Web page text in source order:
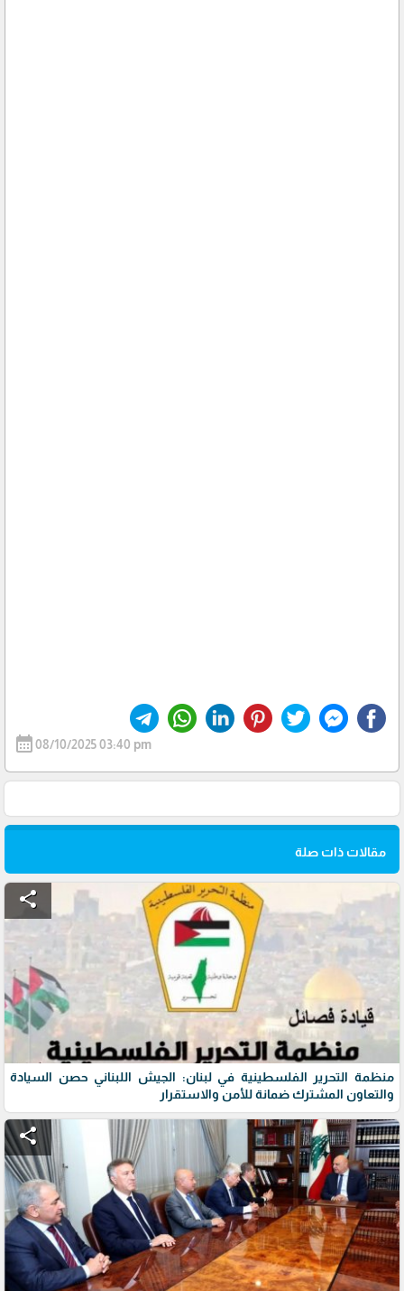
calendar_month08/10/2025 03:40 pm
مقالات ذات صلة
share
منظمة التحرير الفلسطينية في لبنان: الجيش اللبناني حصن السيادة
والتعاون المشترك ضمانة للأمن والاستقرار
share